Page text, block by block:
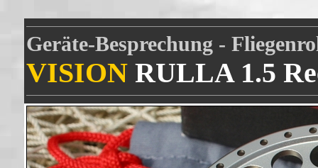
Geräte-Besprechung -
VISION RULLA 1.5